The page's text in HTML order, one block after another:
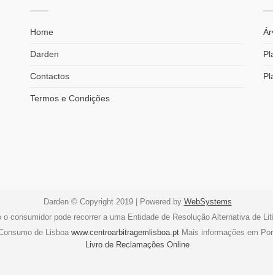
Home
Darden
Contactos
Termos e Condições
Darden © Copyright 2019 | Powered by WebSystems
consumidor pode recorrer a uma Entidade de Resolução Alternativa de
de Lisboa www.centroarbitragemlisboa.ptMais informações em
Livro de Reclamações Online